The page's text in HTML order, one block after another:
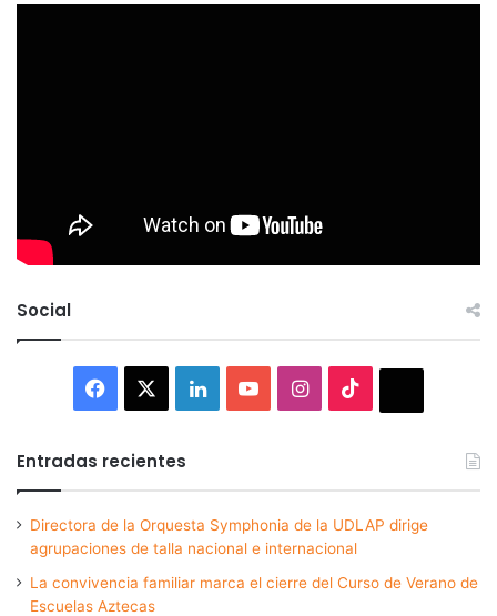
Social
Facebook LinkedInYouTubeInstagram
Entradas recientes
Directora de la Orquesta Symphonia de la UDLAP dirige
agrupaciones de talla nacional e internacional
La convivencia familiar marca el cierre del Curso de Verano de
Escuelas Aztecas